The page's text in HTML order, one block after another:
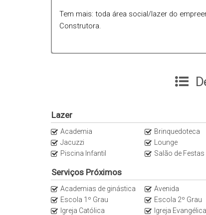
Tem mais: toda área social/lazer do
Construtora.
Lazer
Academia Brinquedoteca
Jacuzzi
Lounge
Piscina Infantil
Salão de Festas
Serviços Próximos
Academias de ginástica Avenida
Escola 1º Grau
Escola 2º Grau
Igreja Católica
Igreja Evangélica